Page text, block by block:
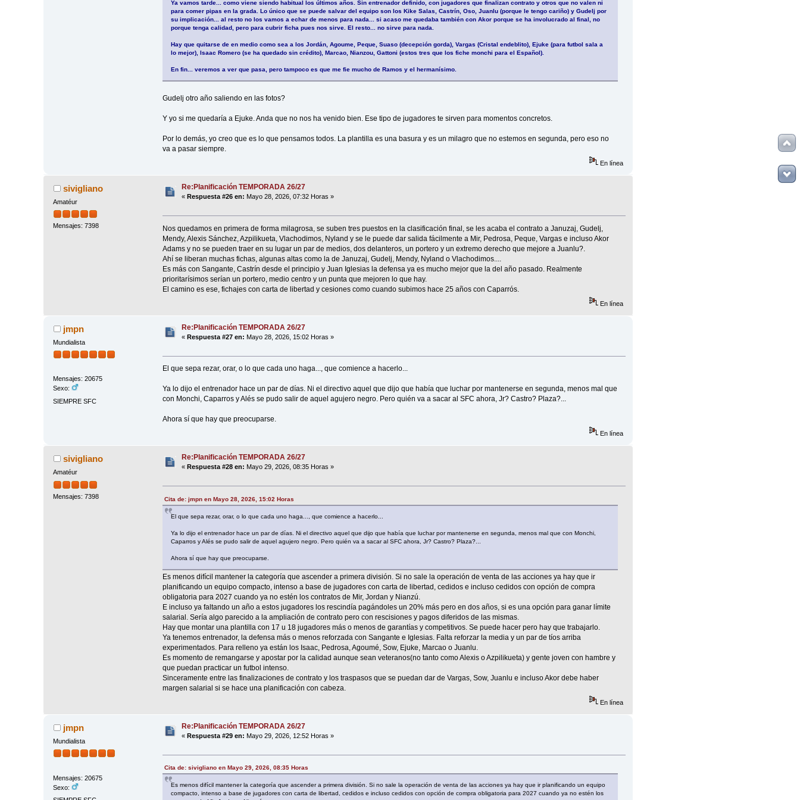
Ya vamos tarde... como viene siendo habitual los últimos años. Sin entrenador definido, con jugadores que finalizan contrato y otros que no valen ni
para comer pipas en la grada. Lo único que se puede salvar del equipo son los Kike Salas, Castrín, Oso, Juanlu (porque le tengo cariño) y Gudelj por
su implicación... al resto no los vamos a echar de menos para nada... si acaso me quedaba también con Akor porque se ha involucrado al final, no
porque tenga calidad, pero para cubrir ficha pues nos sirve. El resto... no sirve para nada.
Hay que quitarse de en medio como sea a los Jordán, Agoume, Peque, Suaso (decepción gorda), Vargas (Cristal endeblito), Ejuke (para futbol sala a
lo mejor), Isaac Romero (se ha quedado sin crédito), Marcao, Nianzou, Gattoni (estos tres que los fiche monchi para el Español).
En fin... veremos a ver que pasa, pero tampoco es que me fie mucho de Ramos y el hermanísimo.
Gudelj otro año saliendo en las fotos?
Y yo si me quedaría a Ejuke. Anda que no nos ha venido bien. Ese tipo de jugadores te sirven para momentos concretos.
Por lo demás, yo creo que es lo que pensamos todos. La plantilla es una basura y es un milagro que no estemos en segunda, pero eso no
va a pasar siempre.
En línea
sivigliano
Amatéur
Mensajes: 7398
Re:Planificación TEMPORADA 26/27
«Respuesta #26 en: Mayo 28, 2026, 07:32 Horas »
Nos quedamos en primera de forma milagrosa, se suben tres puestos en la clasificación final, se les acaba el contrato a Januzaj, Gudelj,
Mendy, Alexis Sánchez, Azpilikueta, Vlachodimos, Nyland y se le puede dar salida fácilmente a Mir, Pedrosa, Peque, Vargas e incluso Akor
Adams y no se pueden traer en su lugar un par de medios, dos delanteros, un portero y un extremo derecho que mejore a Juanlu?.
Ahí se liberan muchas fichas, algunas altas como la de Januzaj, Gudelj, Mendy, Nyland o Vlachodimos....
Es más con Sangante, Castrín desde el principio y Juan Iglesias la defensa ya es mucho mejor que la del año pasado. Realmente
prioritarísimos serían un portero, medio centro y un punta que mejoren lo que hay.
El camino es ese, fichajes con carta de libertad y cesiones como cuando subimos hace 25 años con Caparrós.
En línea
jmpn
Mundialista
Mensajes: 20675
Sexo:
SIEMPRE SFC
Re:Planificación TEMPORADA 26/27
«Respuesta #27 en: Mayo 28, 2026, 15:02 Horas »
El que sepa rezar, orar, o lo que cada uno haga..., que comience a hacerlo...
Ya lo dijo el entrenador hace un par de días. Ni el directivo aquel que dijo que había que luchar por mantenerse en segunda, menos mal que
con Monchi, Caparros y Alés se pudo salir de aquel agujero negro. Pero quién va a sacar al SFC ahora, Jr? Castro? Plaza?...
Ahora sí que hay que preocuparse.
En línea
sivigliano
Amatéur
Mensajes: 7398
Re:Planificación TEMPORADA 26/27
« Respuesta #28 en: Mayo 29, 2026, 08:35 Horas »
Cita de: jmpn en Mayo 28, 2026, 15:02 Horas
El que sepa rezar, orar, o lo que cada uno haga..., que comience a hacerlo...
Ya lo dijo el entrenador hace un par de días. Ni el directivo aquel que dijo que había que luchar por mantenerse en segunda, menos mal que con Monchi,
Caparros y Alés se pudo salir de aquel agujero negro. Pero quién va a sacar al SFC ahora, Jr? Castro? Plaza?...
Ahora sí que hay que preocuparse.
Es menos difícil mantener la categoría que ascender a primera división. Si no sale la operación de venta de las acciones ya hay que ir
planificando un equipo compacto, intenso a base de jugadores con carta de libertad, cedidos e incluso cedidos con opción de compra
obligatoria para 2027 cuando ya no estén los contratos de Mir, Jordan y Nianzú.
E incluso ya faltando un año a estos jugadores los rescindía pagándoles un 20% más pero en dos años, si es una opción para ganar límite
salarial. Sería algo parecido a la ampliación de contrato pero con rescisiones y pagos diferidos de las mismas.
Hay que montar una plantilla con 17 u 18 jugadores más o menos de garantías y competitivos. Se puede hacer pero hay que trabajarlo.
Ya tenemos entrenador, la defensa más o menos reforzada con Sangante e Iglesias. Falta reforzar la media y un par de tíos arriba
experimentados. Para relleno ya están los Isaac, Pedrosa, Agoumé, Sow, Ejuke, Marcao o Juanlu.
Es momento de remangarse y apostar por la calidad aunque sean veteranos(no tanto como Alexis o Azpilikueta) y gente joven con hambre y
que puedan practicar un futbol intenso.
Sinceramente entre las finalizaciones de contrato y los traspasos que se puedan dar de Vargas, Sow, Juanlu e incluso Akor debe haber
margen salarial si se hace una planificación con cabeza.
En línea
jmpn
Mundialista
Mensajes: 20675
Sexo:
Re:Planificación TEMPORADA 26/27
«Respuesta #29 en: Mayo 29, 2026, 12:52 Horas »
Cita de: sivigliano en Mayo 29, 2026, 08:35 Horas
Es menos difícil mantener la categoría que ascender a primera división. Si no sale la operación de venta de las acciones ya hay que ir planificando un equipo
compacto, intenso a base de jugadores con carta de libertad, cedidos e incluso cedidos con opción de compra obligatoria para 2027 cuando ya no estén los